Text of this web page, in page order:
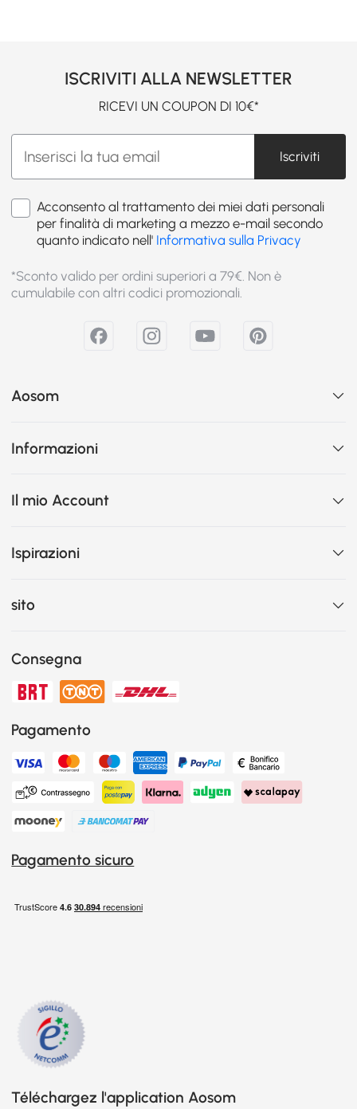
ISCRIVITI ALLA NEWSLETTER
RICEVI UN COUPON DI 10€*
Iscriviti
Acconsento al trattamento dei miei dati personali
per finalità di marketing a mezzo e-mail secondo
quanto indicato nell' Informativa sulla Privacy
*Sconto valido per ordini superiori a 79€. Non è
cumulabile con altri codici promozionali.
Aosom
Informazioni
Il mio Account
Ispirazioni
sito
Consegna
Pagamento
Pagamento sicuro
Téléchargez l'application Aosom